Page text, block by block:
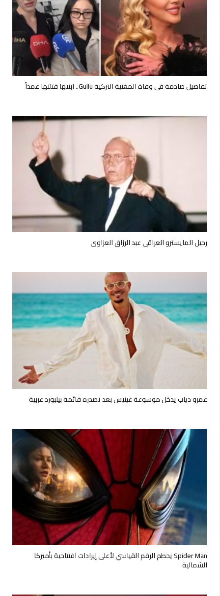
تفاصيل صادمة في وفاة المغنية التركية Güllü.. ابنتها قتلتها عمداً
رحيل المايسترو العراقي عبد الرزاق العزاوي
عمرو دياب يدخل موسوعة غينيس بعد تصدره قائمة بيلبورد عربية
Spider Man يحطم الرقم القياسي لأعلى إيرادات افتتاحية بأميركا
الشمالية